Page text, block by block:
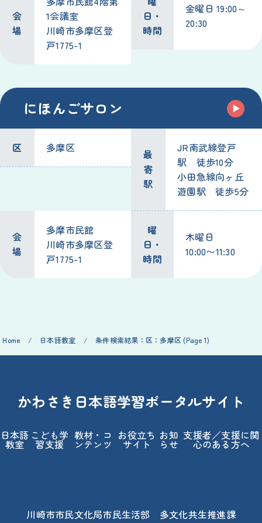
会
場
1会議室
川崎市多摩区登
戸1775-1
日・
時間
金曜日 19:00～
20:30
にほんごサロン
区 多摩区
最
寄
駅
JR南武線登戸
駅 徒歩10分
小田急線向ヶ丘
遊園駅 徒歩5分
会
場
多摩市民館
川崎市多摩区登
戸1775-1
曜
日・
時間
木曜日
10:00〜11:30
Home / 日本語教室 / 条件検索結果：区：多摩区 (Page 1)
かわさき日本語学習ポータルサイト
日本語
教室
こども学
習支援
教材・コ
ンテンツ
お役立ち
サイト
お知
らせ
支援者／支援に関
心のある方へ
川崎市市民文化局市民生活部 多文化共生推進課